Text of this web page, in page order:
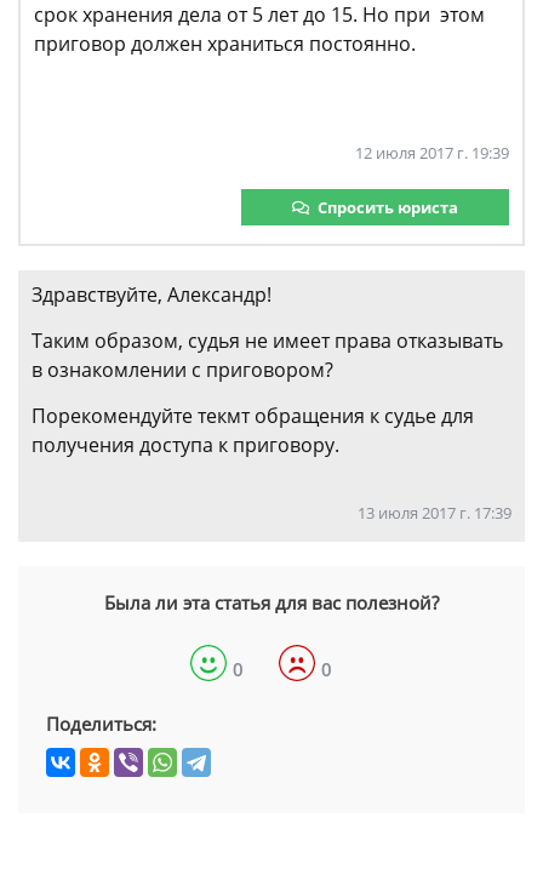
срок хранения дела от 5 лет до 15. Но при этом
приговор должен храниться постоянно.
12 июля 2017 г. 19:39
Спросить юриста
Здравствуйте, Александр!
Таким образом, судья не имеет права отказывать
в ознакомлении с приговором?
Порекомендуйте текмт обращения к судье для
получения доступа к приговору.
13 июля 2017 г. 17:39
Была ли эта статья для вас полезной?
0 0
Поделиться: